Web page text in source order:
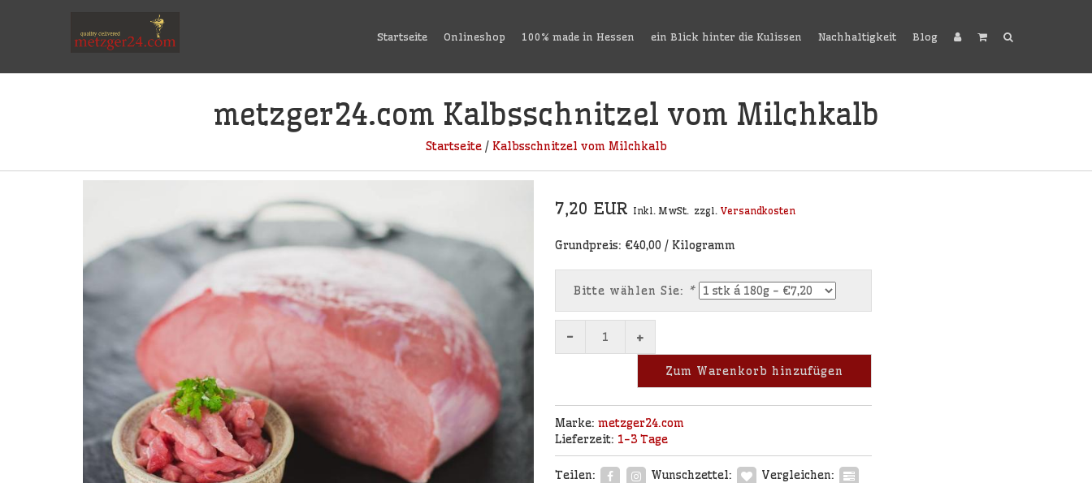
Startseite Onlineshop 100% made in Hessen ein Blick hinter die Kulissen Nachhaltigkeit Blog
metzger24.com Kalbsschnitzel vom Milchkalb
Startseite/ Kalbsschnitzel vom Milchkalb
7,20 EUR Inkl. MwSt. zzgl. Versandkosten
Grundpreis: €40,00 / Kilogramm
Bitte wählen Sie: *
- +
Zum Warenkorb hinzufügen
Marke: metzger24.com
Lieferzeit: 1-3 Tage
Teilen: Wunschzettel: Vergleichen: